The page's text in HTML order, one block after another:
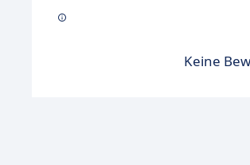
Keine